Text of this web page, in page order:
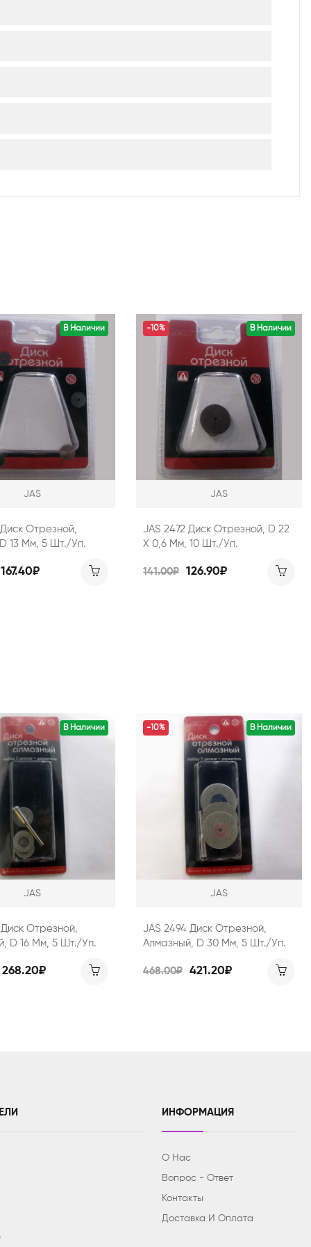
В Наличии
JAS
Отрезной,
13 Мм, 5 Шт./уп.
167.40₽
В Наличии
-10%
JAS
JAS 2472 Диск Отрезной, D 22
Х 0,6 Мм, 10 Шт./уп.
141.00₽ 126.90₽
В Наличии
JAS
Отрезной,
D 16 Мм, 5 Шт./уп.
268.20₽
В Наличии
-10%
JAS
JAS 2494 Диск Отрезной,
Алмазный, D 30 Мм, 5 Шт./уп.
468.00₽ 421.20₽
ИНФОРМАЦИЯ
О Нас
Вопрос - Ответ
Контакты
Доставка И Оплата